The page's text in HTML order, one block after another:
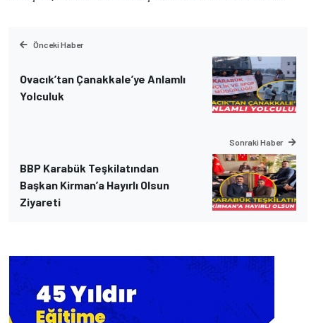
Önceki Haber
Ovacık’tan Çanakkale’ye Anlamlı
Yolculuk
Sonraki Haber
BBP Karabük Teşkilatından
Başkan Kirman’a Hayırlı Olsun
Ziyareti